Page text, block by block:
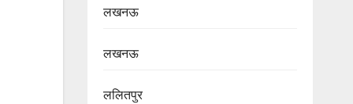
लखनऊ
लखनऊ
ललितपुर